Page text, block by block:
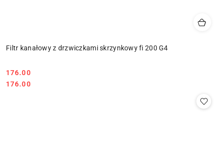
Filtr kanałowy z drzwiczkami skrzynkowy fi 200 G4
Cena:
176.00
Cena:
176.00